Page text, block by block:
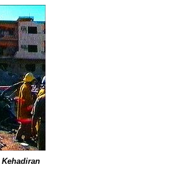
Kehadiran